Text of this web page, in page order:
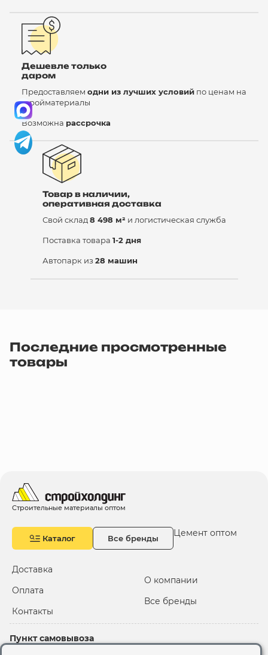
Дешевле только
даром
Предоставляем одни из лучших условий по ценам на
стройматериалы
Возможна рассрочка
Товар в наличии,
оперативная доставка
Свой склад8 498 м² и логистическая служба
Поставка товара 1-2 дня
Автопарк из 28 машин
Последние просмотренные
товары
Строительные материалы оптом
Каталог Все бренды Цемент оптом
Доставка
Оплата
Контакты
О компании
Все бренды
Пункт самовывоза